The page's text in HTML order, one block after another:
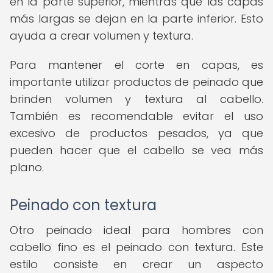
más largas se dejan en la parte inferior. Esto
ayuda a crear volumen y textura.
Para mantener el corte en capas, es
importante utilizar productos de peinado que
brinden volumen y textura al cabello.
También es recomendable evitar el uso
excesivo de productos pesados, ya que
pueden hacer que el cabello se vea más
plano.
Peinado con textura
Otro peinado ideal para hombres con
cabello fino es el peinado con textura. Este
estilo consiste en crear un aspecto